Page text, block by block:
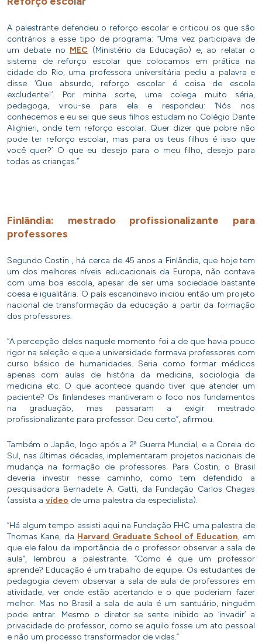
A palestrante defendeu o reforço escolar e criticou os que são
contrários a esse tipo de programa: “Uma vez participava de
um debate no MEC (Ministério da Educação) e, ao relatar o
sistema de reforço escolar que colocamos em prática na
cidade do Rio, uma professora universitária pediu a palavra e
disse ‘Que absurdo, reforço escolar é coisa de escola
excludente!’. Por minha sorte, uma colega muito séria,
pedagoga, virou-se para ela e respondeu: ‘Nós nos
conhecemos e eu sei que seus filhos estudam no Colégio Dante
Alighieri, onde tem reforço escolar. Quer dizer que pobre não
pode ter reforço escolar, mas para os teus filhos é isso que
você quer?’ O que eu desejo para o meu filho, desejo para
todas as crianças.”
Finlândia: mestrado profissionalizante para
professores
Segundo Costin , há cerca de 45 anos a Finlândia, que hoje tem
um dos melhores níveis educacionais da Europa, não contava
com uma boa escola, apesar de ser uma sociedade bastante
coesa e igualitária. O país escandinavo iniciou então um projeto
nacional de transformação da educação a partir da formação
dos professores.
“A percepção deles naquele momento foi a de que havia pouco
rigor na seleção e que a universidade formava professores com
curso básico de humanidades. Seria como formar médicos
apenas com aulas de história da medicina, sociologia da
medicina etc. O que acontece quando tiver que atender um
paciente? Os finlandeses mantiveram o foco nos fundamentos
na graduação, mas passaram a exigir mestrado
profissionalizante para professor. Deu certo”, afirmou.
Também o Japão, logo após a 2ª Guerra Mundial, e a Coreia do
Sul, nas últimas décadas, implementaram projetos nacionais de
mudança na formação de professores. Para Costin, o Brasil
deveria investir nesse caminho, como tem defendido a
pesquisadora Bernadete A. Gatti, da Fundação Carlos Chagas
(assista a vídeo de uma palestra da especialista).
“Há algum tempo assisti aqui na Fundação FHC uma palestra de
Thomas Kane, da Harvard Graduate School of Education, em
que ele falou da importância de o professor observar a sala de
aula”, lembrou a palestrante. “Como é que um professor
aprende? Educação é um trabalho de equipe. Os estudantes de
pedagogia devem observar a sala de aula de professores em
atividade, ver onde estão acertando e o que poderiam fazer
melhor. Mas no Brasil a sala de aula é um santuário, ninguém
pode entrar. Mesmo o diretor se sente inibido ao ‘invadir’ a
privacidade do professor, como se aquilo fosse um ato pessoal
e não um processo transformador de vidas.”